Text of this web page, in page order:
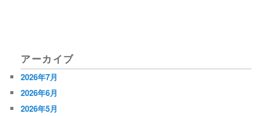
ゲ
ー
シ
アーカイブ
2026年7月
2026年6月
2026年5月